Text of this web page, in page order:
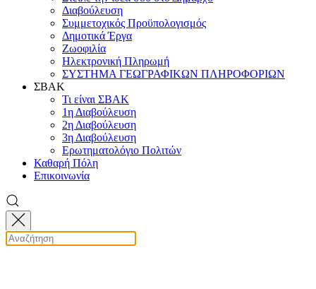
Διαβούλευση
Συμμετοχικός Προϋπολογισμός
Δημοτικά Έργα
Ζωοφιλία
Ηλεκτρονική Πληρωμή
ΣΥΣΤΗΜΑ ΓΕΩΓΡΑΦΙΚΩΝ ΠΛΗΡΟΦΟΡΙΩΝ
ΣΒΑΚ
Τι είναι ΣΒΑΚ
1η Διαβούλευση
2η Διαβούλευση
3η Διαβούλευση
Ερωτηματολόγιο Πολιτών
Καθαρή Πόλη
Επικοινωνία